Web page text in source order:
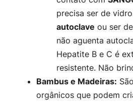
precisa ser de
autoclave ou ser
não aguenta
Hepatite B e C é
resistente. Não
Bambus e Madeiras:
orgânicos que podem